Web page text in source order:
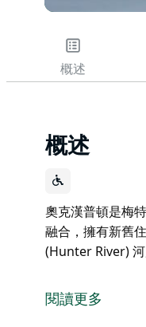
概述
概述
奧克漢普頓是梅
融合，擁有新舊
(Hunter River) 河
融合，擁有新舊
閱讀更多